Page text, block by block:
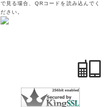
で見る場合、QRコードを読み込んでく
ださい。